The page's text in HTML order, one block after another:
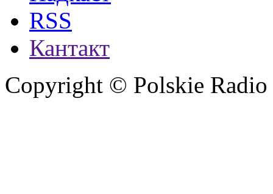
RSS
Кантакт
Copyright © Polskie